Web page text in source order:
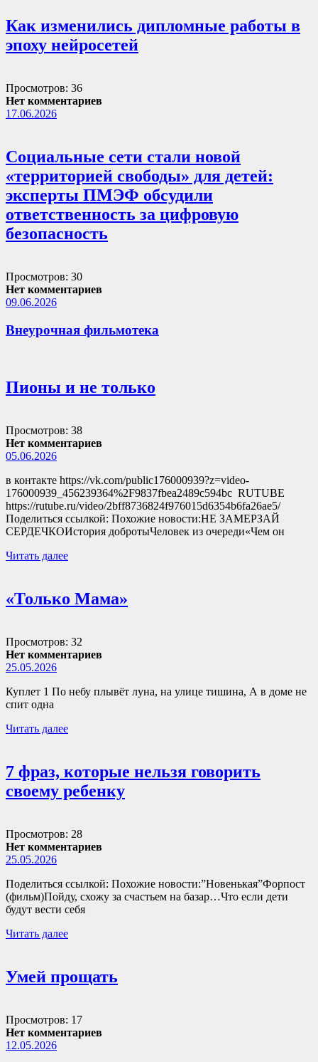
Как изменились дипломные работы в
эпоху нейросетей
Просмотров: 36
Нет комментариев
17.06.2026
Социальные сети стали новой
«территорией свободы» для детей:
эксперты ПМЭФ обсудили
ответственность за цифровую
безопасность
Просмотров: 30
Нет комментариев
09.06.2026
Внеурочная фильмотека
Пионы и не только
Просмотров: 38
Нет комментариев
05.06.2026
в контакте https://vk.com/public176000939?z=video-
176000939_456239364%2F9837fbea2489c594bc RUTUBE
https://rutube.ru/video/2bff8736824f976015d6354b6fa26ae5/
Поделиться ссылкой: Похожие новости:НЕ ЗАМЕРЗАЙ
СЕРДЕЧКОИстория добротыЧеловек из очереди«Чем он
Читать далее
«Только Мама»
Просмотров: 32
Нет комментариев
25.05.2026
Куплет 1 По небу плывёт луна, на улице тишина, А в доме не
спит одна
Читать далее
7 фраз, которые нельзя говорить
своему ребенку
Просмотров: 28
Нет комментариев
25.05.2026
Поделиться ссылкой: Похожие новости:”Новенькая”Форпост
(фильм)Пойду, схожу за счастьем на базар…Что если дети
будут вести себя
Читать далее
Умей прощать
Просмотров: 17
Нет комментариев
12.05.2026